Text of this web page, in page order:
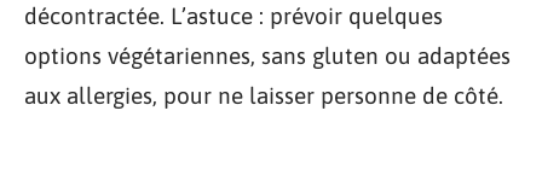
décontractée. L’astuce : prévoir quelques
options végétariennes, sans gluten ou adaptées
aux allergies, pour ne laisser personne de côté.